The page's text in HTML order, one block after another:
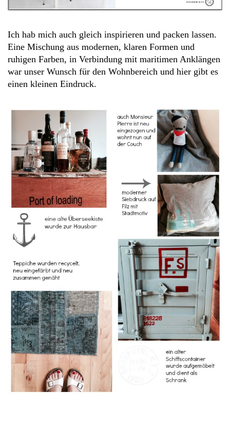
Ich hab mich auch gleich inspirieren und packen lassen.
Eine Mischung aus modernen, klaren Formen und
ruhigen Farben, in Verbindung mit maritimen Anklängen
war unser Wunsch für den Wohnbereich und hier gibt es
einen kleinen Eindruck.